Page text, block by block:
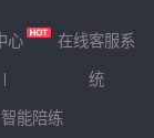
心
在线客服系
统
智能陪练